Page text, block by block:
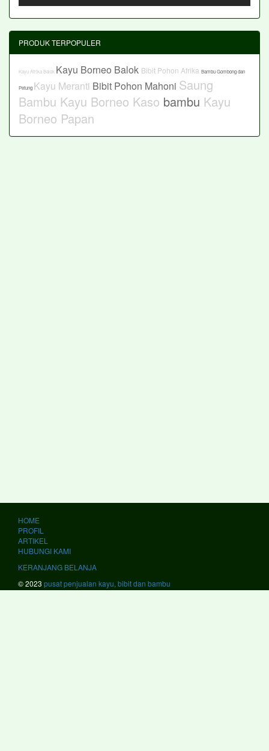
PRODUK TERPOPULER
Kayu Afrika Balok Kayu Borneo Balok Bibit Pohon Afrika Bambu Gombong dan
Petung Kayu Meranti Bibit Pohon Mahoni Saung
Bambu Kayu Borneo Kaso bambu Kayu
Borneo Papan
HOME
PROFIL
ARTIKEL
HUBUNGI KAMI
KERANJANG BELANJA
© 2023 pusat penjualan kayu, bibit dan bambu
kami melayani #JawaBarat #Bandung #BandungBarat #Bekasi #Bogor